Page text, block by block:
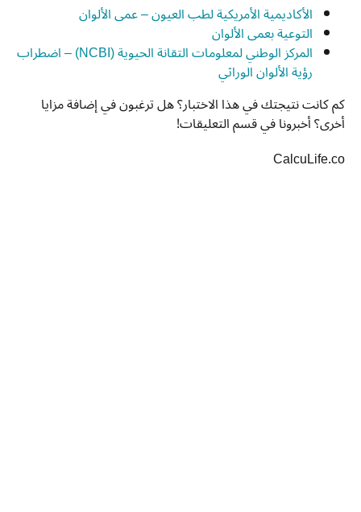
الأكاديمية الأمريكية لطب العيون – عمى الألوان
التوعية بعمى الألوان
المركز الوطني لمعلومات التقانة الحيوية (NCBI) – اضطراب
رؤية الألوان الوراثي
كم كانت نتيجتك في هذا الاختبار؟ هل ترغبون في إضافة مزايا
أخرى؟ أخبرونا في قسم التعليقات!
CalcuLife.co